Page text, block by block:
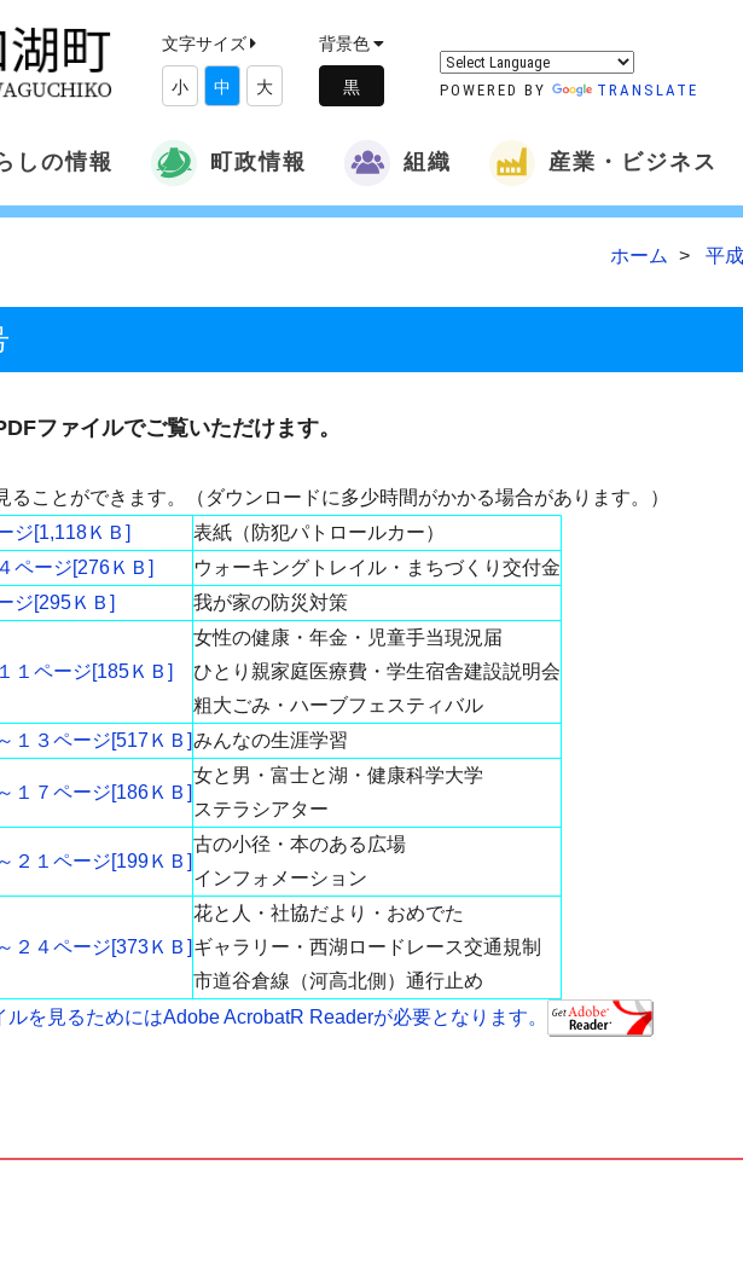
文字サイズ
小 中 大
背景色
POWERED BY TRANSLATE
しの情報 町政情報 組織 産業・ビジネス
ホーム 平
ファイルでご覧いただけます。
ることができます。（ダウンロードに多少時間がかかる場合があります。）
ジ[1,118ＫＢ]
表紙（防犯パトロールカー）
ページ[276ＫＢ]
ウォーキングトレイル・まちづくり交付金
ジ[295ＫＢ]
我が家の防災対策
１ページ[185ＫＢ]
女性の健康・年金・児童手当現況届
ひとり親家庭医療費・学生宿舎建設説明会
粗大ごみ・ハーブフェスティバル
１３ページ[517ＫＢ]みんなの生涯学習
１７ページ[186ＫＢ]
女と男・富士と湖・健康科学大学
ステラシアター
２１ページ[199ＫＢ]
古の小径・本のある広場
インフォメーション
２４ページ[373ＫＢ]
花と人・社協だより・おめでた
ギャラリー・西湖ロードレース交通規制
市道谷倉線（河高北側）通行止め
ルを見るためにはAdobe AcrobatR Readerが必要となります。